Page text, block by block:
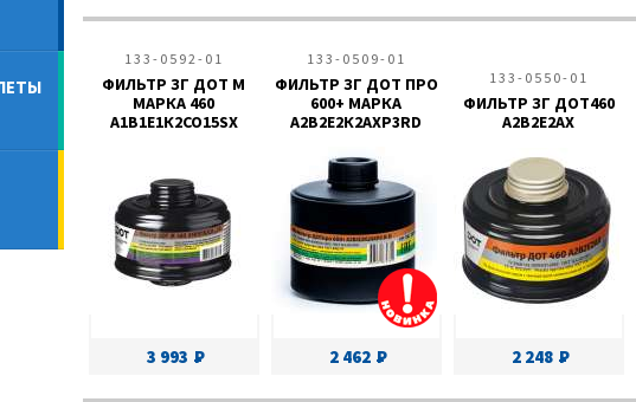
133-0592-01
ФИЛЬТР ЗГ ДОТ М
МАРКА 460
А1В1Е1К2СО15SX
3 993
133-0509-01
ФИЛЬТР ЗГ ДОТ ПРО
600+ МАРКА
А2В2Е2К2АХР3RD
2 462
133-0550-01
ФИЛЬТР ЗГ ДОТ460
А2В2Е2АХ
2 248